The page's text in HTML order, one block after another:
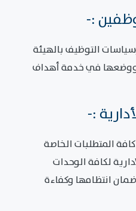
التوظيف بالهيئة
ووضعها في خدمة أهداف
المتطلبات الخاصة
لكافة الوحدات
انتظامها وكفاءة